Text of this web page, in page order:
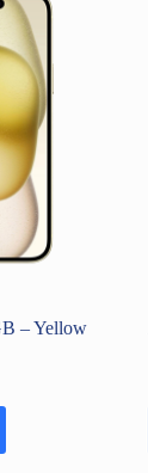
– Yellow